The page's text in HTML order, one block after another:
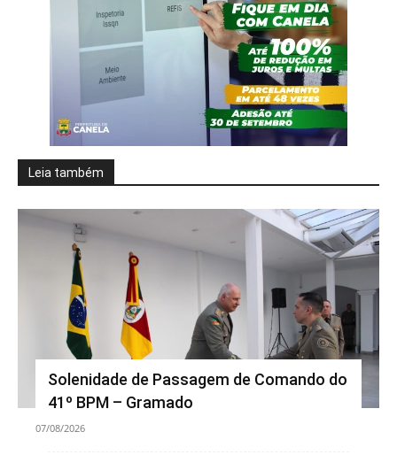
Leia também
Solenidade de Passagem de Comando do
41º BPM – Gramado
07/08/2026